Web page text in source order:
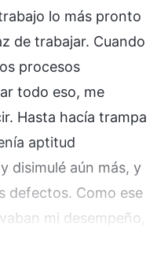
lo más pronto
de trabajar. Cuando
procesos
todo eso, me
Hasta hacía trampa
aptitud
disimulé aún más, y
defectos. Como ese
mi desempeño,